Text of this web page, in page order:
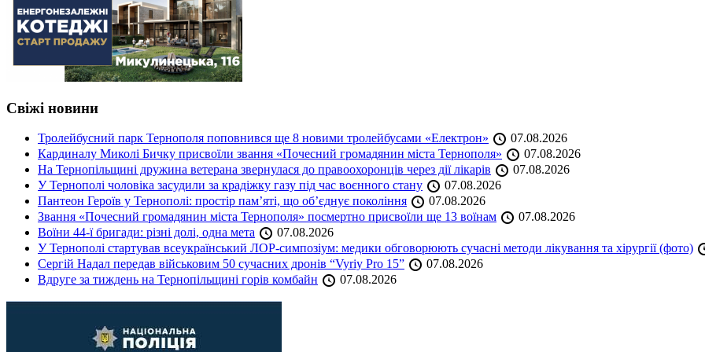
Свіжі новини
Тролейбусний парк Тернополя поповнився ще 8 новими тролейбусами «Електрон»
07.08.2026
Кардиналу Миколі Бичку присвоїли звання «Почесний громадянин міста Тернополя»
07.08.2026
На Тернопільщині дружина ветерана звернулася до правоохоронців через дії лікарів
07.08.2026
У Тернополі чоловіка засудили за крадіжку газу під час воєнного стану
07.08.2026
Пантеон Героїв у Тернополі: простір пам’яті, що об’єднує покоління
07.08.2026
Звання «Почесний громадянин міста Тернополя» посмертно присвоїли ще 13 воїнам
07.08.2026
Воїни 44-ї бригади: різні долі, одна мета
07.08.2026
У Тернополі стартував всеукраїнський ЛОР-симпозіум: медики обговорюють сучасні методи лікування та хірургії (фото)
Сергій Надал передав військовим 50 сучасних дронів “Vyriy Pro 15”
07.08.2026
Вдруге за тиждень на Тернопільщині горів комбайн
07.08.2026